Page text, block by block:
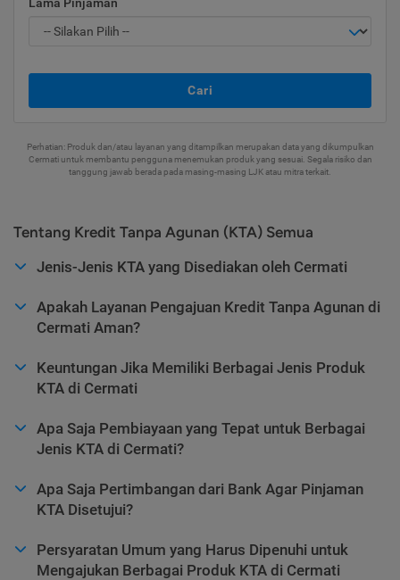
Cari
Perhatian: Produk dan/atau layanan yang ditampilkan merupakan data yang dikumpulkan
Cermati untuk membantu pengguna menemukan produk yang sesuai. Segala risiko dan
tanggung jawab berada pada masing-masing LJK atau mitra terkait.
Tentang Kredit Tanpa Agunan (KTA) Semua
Jenis-Jenis KTA yang Disediakan oleh Cermati
Apakah Layanan Pengajuan Kredit Tanpa Agunan di
Cermati Aman?
Keuntungan Jika Memiliki Berbagai Jenis Produk
KTA di Cermati
Apa Saja Pembiayaan yang Tepat untuk Berbagai
Jenis KTA di Cermati?
Apa Saja Pertimbangan dari Bank Agar Pinjaman
KTA Disetujui?
Persyaratan Umum yang Harus Dipenuhi untuk
Mengajukan Berbagai Produk KTA di Cermati